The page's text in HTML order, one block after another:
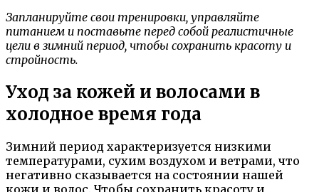
Запланируйте свои тренировки, управляйте
питанием и поставьте перед собой реалистичные
цели в зимний период, чтобы сохранить красоту и
стройность.
Уход за кожей и волосами в
холодное время года
Зимний период характеризуется низкими
температурами, сухим воздухом и ветрами, что
негативно сказывается на состоянии нашей